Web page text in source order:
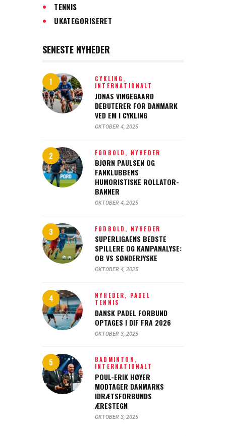
TENNIS
UKATEGORISERET
SENESTE NYHEDER
CYKLING,
INTERNATIONALT
JONAS VINGEGAARD
DEBUTERER FOR DANMARK
VED EM I CYKLING
OKTOBER 4, 2025
FODBOLD, NYHEDER
BJØRN PAULSEN OG
FANKLUBBENS
HUMORISTISKE ROLLATOR-
BANNER
OKTOBER 4, 2025
FODBOLD, NYHEDER
SUPERLIGAENS BEDSTE
SPILLERE OG KAMPANALYSE:
OB VS SØNDERJYSKE
OKTOBER 4, 2025
NYHEDER, PADEL
TENNIS
DANSK PADEL FORBUND
OPTAGES I DIF FRA 2026
OKTOBER 3, 2025
BADMINTON,
INTERNATIONALT
POUL-ERIK HØYER
MODTAGER DANMARKS
IDRÆTSFORBUNDS
ÆRESTEGN
OKTOBER 3, 2025